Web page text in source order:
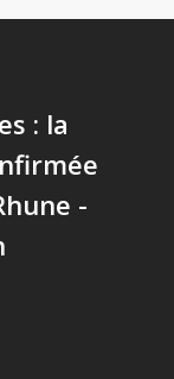
: la
-